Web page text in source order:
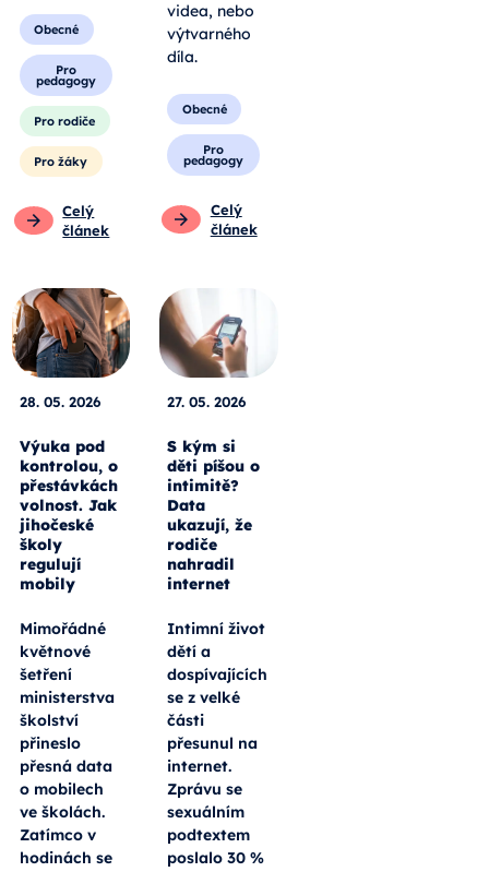
Obecné
Pro
pedagogy
Pro rodiče
Pro žáky
Celý
článek
videa, nebo
výtvarného
díla.
Obecné
Pro
pedagogy
Celý
článek
28. 05. 2026
Výuka pod
kontrolou, o
přestávkách
volnost. Jak
jihočeské
školy
regulují
mobily
Mimořádné
květnové
šetření
ministerstva
školství
přineslo
přesná data
o mobilech
ve školách.
Zatímco v
hodinách se
27. 05. 2026
S kým si
děti píšou o
intimitě?
Data
ukazují, že
rodiče
nahradil
internet
Intimní život
dětí a
dospívajících
se z velké
části
přesunul na
internet.
Zprávu se
sexuálním
podtextem
poslalo 30 %